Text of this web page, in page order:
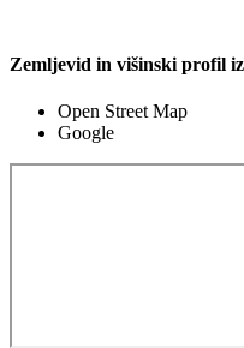
Zemljevid in višinski profil
Open Street Map
Google